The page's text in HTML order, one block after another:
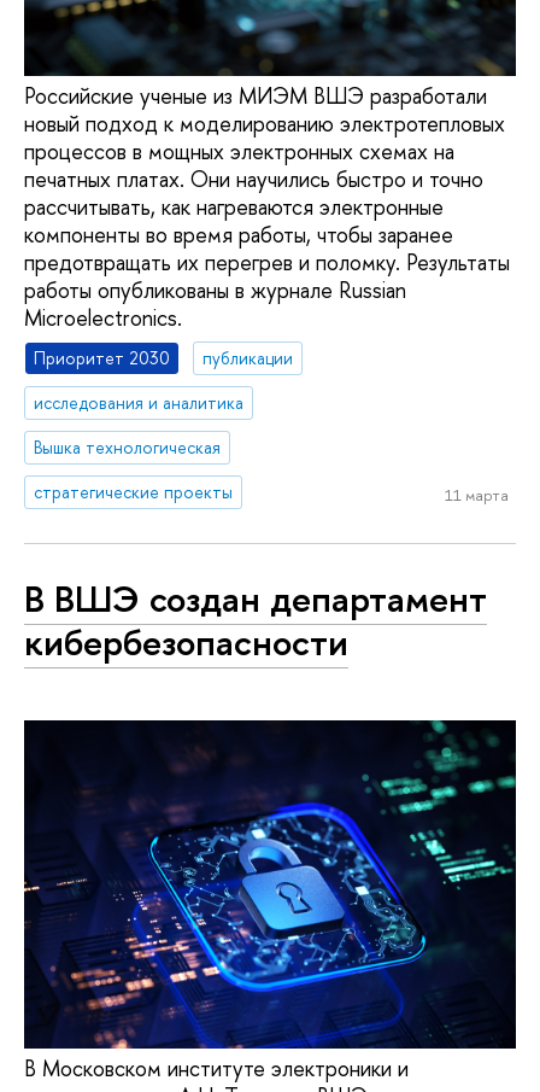
Российские ученые из МИЭМ ВШЭ разработали
новый подход к моделированию электротепловых
процессов в мощных электронных схемах на
печатных платах. Они научились быстро и точно
рассчитывать, как нагреваются электронные
компоненты во время работы, чтобы заранее
предотвращать их перегрев и поломку. Результаты
работы опубликованы в журнале Russian
Microelectronics.
Приоритет 2030
публикации
исследования и аналитика
Вышка технологическая
стратегические проекты
11 марта
В ВШЭ создан департамент
кибербезопасности
В Московском институте электроники и